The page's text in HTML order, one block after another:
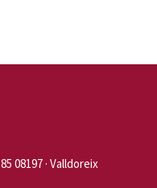
08197 · Valldoreix